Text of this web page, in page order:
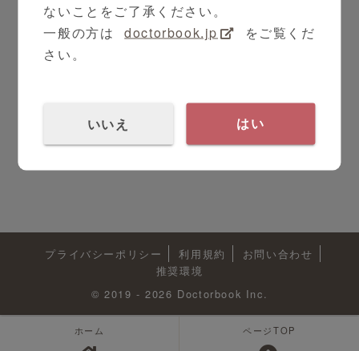
プライバシーポリシー 利用規約
お問い合わせ
推奨環境
© 2019 - 2026 Doctorbook Inc.
ホーム ページTOP
ないことをご了承ください。
一般の方は
doctorbook.jp
をご覧くだ
さい。
いいえ はい